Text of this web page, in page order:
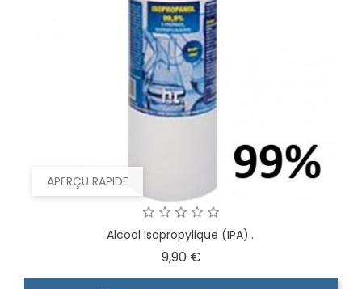
APERÇU RAPIDE
Alcool Isopropylique (IPA)...
9,90 €Prix